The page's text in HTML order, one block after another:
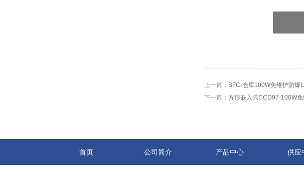
上一篇： BFC-仓库100W免维护防爆
下一篇： 方形嵌入式CCD97-100W
首页 公司简介 产品中心 供应